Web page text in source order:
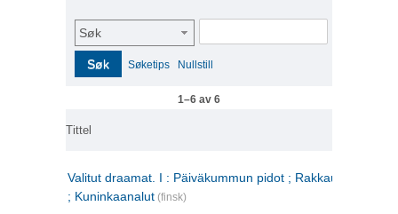
Søk
Søk Søketips Nullstill
1–6 av 6
Tittel
Valitut draamat. I : Päiväkummun pidot ; Rakkauden
; Kuninkaanalut (finsk)